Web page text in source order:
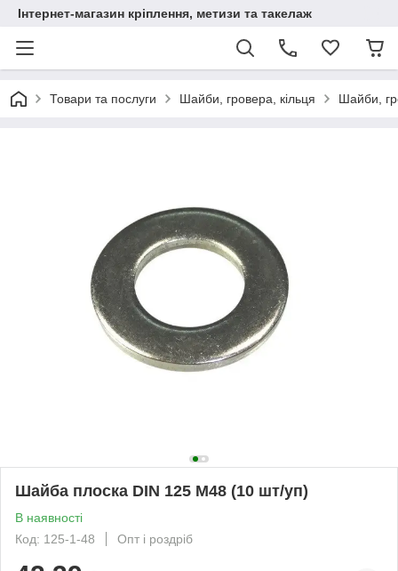
Інтернет-магазин кріплення, метизи та такелаж
Товари та послуги Шайби, гровера, кільця Шайби,
Шайба плоска DIN 125 М48 (10 шт/уп)
В наявності
Код: 125-1-48
Опт і роздріб